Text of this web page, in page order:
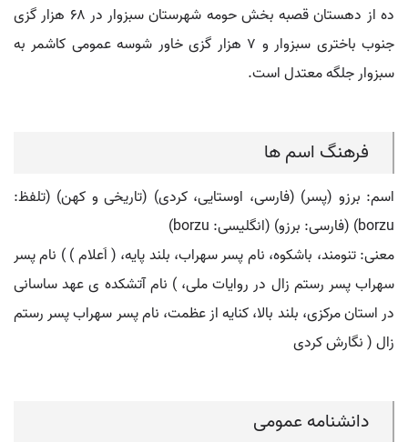
ده از دهستان قصبه بخش حومه شهرستان سبزوار در ۶۸ هزار گزی
جنوب باختری سبزوار و ۷ هزار گزی خاور شوسه عمومی کاشمر به
سبزوار جلگه معتدل است.
فرهنگ اسم ها
اسم: برزو (پسر) (فارسی، اوستایی، کردی) (تاریخی و کهن) (تلفظ:
borzu) (فارسی: برزو) (انگلیسی: borzu)
معنی: تنومند، باشکوه، نام پسر سهراب، بلند پایه، ( اَعلام ) ) نام پسر
سهراب پسر رستم زال در روایات ملی، ) نام آتشکده ی عهد ساسانی
در استان مرکزی، بلند بالا، کنایه ‏از عظمت، نام پسر سهراب پسر رستم
زال ( نگارش کردی
دانشنامه عمومی